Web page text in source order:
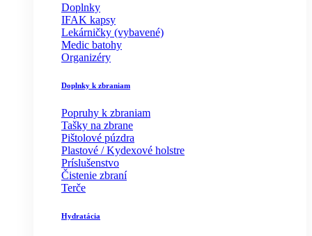
Doplnky
IFAK kapsy
Lekárničky (vybavené)
Medic batohy
Organizéry
Doplnky k zbraniam
Popruhy k zbraniam
Tašky na zbrane
Pištolové púzdra
Plastové / Kydexové holstre
Príslušenstvo
Čistenie zbraní
Terče
Hydratácia